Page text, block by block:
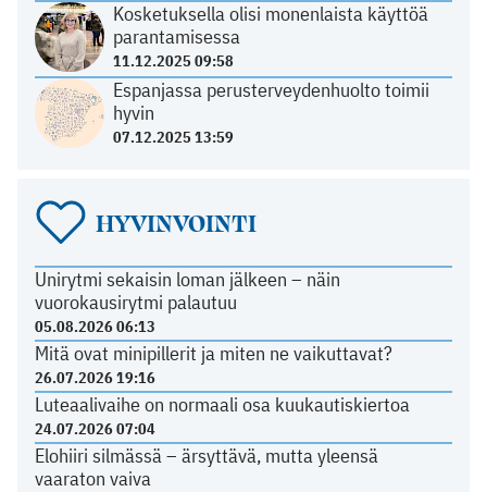
Kosketuksella olisi monenlaista käyttöä
parantamisessa
11.12.2025 09:58
Espanjassa perusterveydenhuolto toimii
hyvin
07.12.2025 13:59
HYVINVOINTI
Unirytmi sekaisin loman jälkeen – näin
vuorokausirytmi palautuu
05.08.2026 06:13
Mitä ovat minipillerit ja miten ne vaikuttavat?
26.07.2026 19:16
Luteaalivaihe on normaali osa kuukautiskiertoa
24.07.2026 07:04
Elohiiri silmässä – ärsyttävä, mutta yleensä
vaaraton vaiva